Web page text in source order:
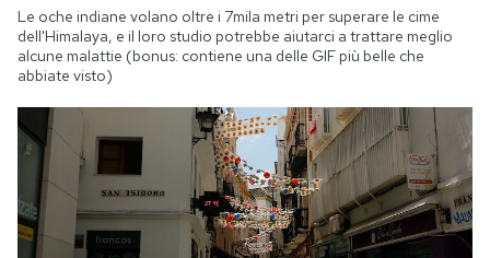
Le oche indiane volano oltre i 7mila metri per superare le cime
dell'Himalaya, e il loro studio potrebbe aiutarci a trattare meglio
alcune malattie (bonus: contiene una delle GIF più belle che
abbiate visto)